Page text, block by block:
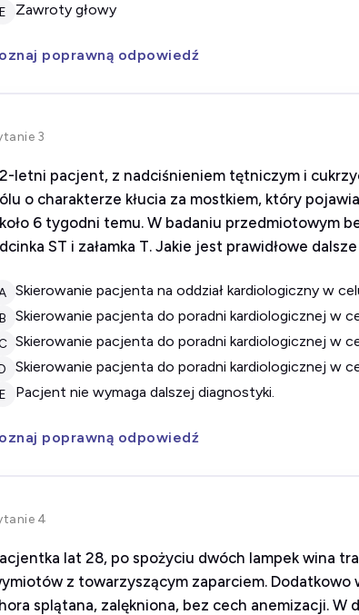
E Zawroty głowy
poprawną odpowiedź
3
letni pacjent, z nadciśnieniem tętniczym i
o charakterze kłucia za mostkiem, który
6 tygodni temu. W badaniu przedmiotowym
ST i załamka T. Jakie jest prawidłowe
Skierowanie pacjenta na oddział kardiologiczny w
B Skierowanie pacjenta do poradni kardiologicznej w
C Skierowanie pacjenta do poradni kardiologicznej w
Skierowanie pacjenta do poradni kardiologicznej w
E Pacjent nie wymaga dalszej diagnostyki.
poprawną odpowiedź
4
lat 28, po spożyciu dwóch lampek wina
z towarzyszącym zaparciem.
splątana, zalękniona, bez cech anemizacji.